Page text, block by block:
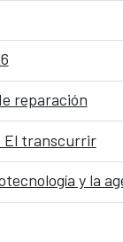
reparación
El transcurrir
y la